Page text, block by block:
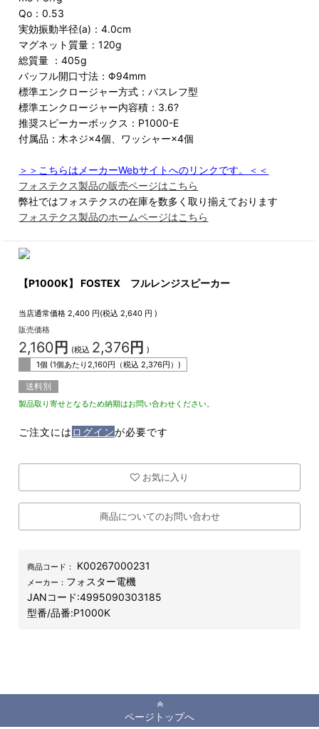
Qo：0.53
実効振動半径(a)：4.0cm
マグネット質量：120g
総質量 ：405g
バッフル開口寸法：Φ94mm
標準エンクロージャー方式：バスレフ型
標準エンクロージャー内容積：3.6?
推奨スピーカーボックス：P1000-E
付属品：木ネジ×4個、ワッシャー×4個
＞＞こちらはメーカーWebサイトへのリンクです。＜＜
フォステクス製品の販売ページはこちら
弊社ではフォステクスの在庫を数多く取り揃えております
フォステクス製品のホームページはこちら
【P1000K】 FOSTEX フルレンジスピーカー
当店通常価格 2,400 円(税込 2,640 円 )
販売価格
2,160 円 (税込 2,376円 )
1個 (1個あたり 2,160円（税込 2,376円）)
送料別
製品取り寄せとなるため納期はお問い合わせください。
ご注文には ログインが必要です
お気に入り
商品についてのお問い合わせ
商品コード： K00267000231
メーカー： フォスター電機
JANコード:4995090303185
型番/品番:P1000K
ページトップへ